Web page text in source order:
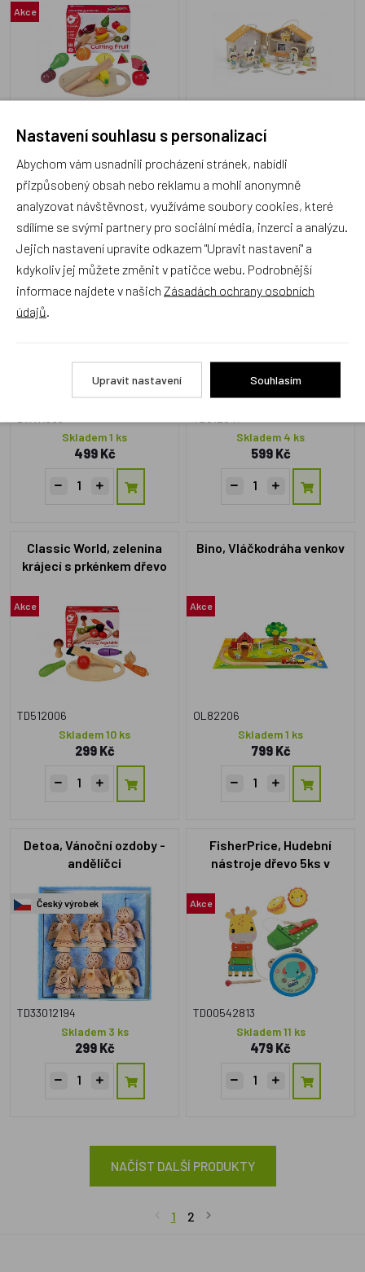
Akce
Skladem 2 ks
Skladem 1 ks
Dřevěný stůl s nářadím
Český výrobek
Skladem 1 ks
499 Kč
Classic World, Nářadí
dřevěné 35 ks v dřevěném
kufříku
Skladem 4 ks
599 Kč
Classic World, zelenina
krájecí s prkénkem dřevo
Akce
TD512006
Skladem 10 ks
299 Kč
Bino, Vláčkodráha venkov
Akce
OL82206
Skladem 1 ks
799 Kč
Detoa, Vánoční ozdoby -
andělíčci
Český výrobek
TD33012194
Skladem 3 ks
299 Kč
FisherPrice, Hudební
nástroje dřevo 5ks v
Akce
TD00542813
Skladem 11 ks
479 Kč
NAČÍST DALŠÍ PRODUKTY
1 2
Nastavení souhlasu s personalizací
Abychom vám usnadnili procházení stránek, nabídli
přizpůsobený obsah nebo reklamu a mohli anonymně
analyzovat návštěvnost, využíváme soubory cookies, které
sdílíme se svými partnery pro sociální média, inzerci a analýzu.
Jejich nastavení upravíte odkazem "Upravit nastavení" a
kdykoliv jej můžete změnit v patičce webu. Podrobnější
informace najdete v našich Zásadách ochrany osobních
údajů
Upravit nastavení Souhlasím